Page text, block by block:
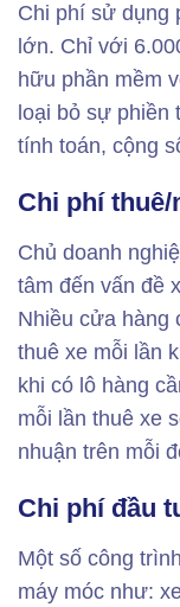
Chi phí sử dụng
lớn. Chỉ với
hữu phần mềm
loại bỏ sự phiền
tính toán, cộng
Chi phí thuê/
Chủ doanh
tâm đến vấn đề
Nhiều cửa hàng
thuê xe mỗi lần
khi có lô hàng
mỗi lần thuê xe
nhuận trên mỗi
Chi phí đầu
Một số công
máy móc như: